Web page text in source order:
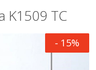
K1509 TC
- 15%